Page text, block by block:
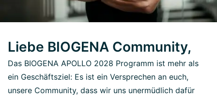
Liebe BIOGENA Community,
Das BIOGENA APOLLO 2028 Programm ist mehr als
ein Geschäftsziel: Es ist ein Versprechen an euch,
unsere Community, dass wir uns unermüdlich dafür